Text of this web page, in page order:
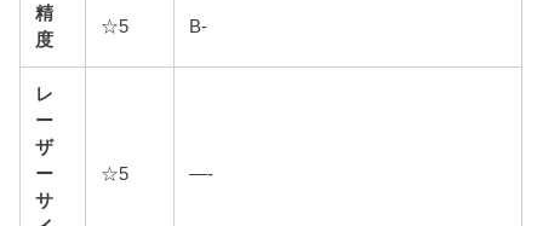
精
度
☆5 B-
レ
ー
ザ
ー
サ
☆5 —-